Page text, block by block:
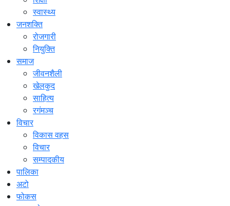
स्वास्थ्य
जनशक्ति
रोजगारी
नियुक्ति
समाज
जीवनशैली
खेलकुद
साहित्य
रगंमञ्च
विचार
विकास वहस
विचार
सम्पादकीय
पालिका
अटो
फोकस